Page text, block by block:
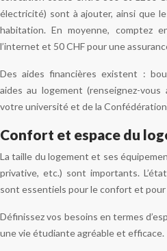
électricité) sont à ajouter, ainsi que
habitation. En moyenne, comptez
l’internet et 50 CHF pour une
Des aides financières existent :
aides au logement (renseignez-
votre université et de la
Confort et espace du
La taille du logement et ses
privative, etc.) sont importants.
sont essentiels pour le confort et
Définissez vos besoins en termes
une vie étudiante agréable et efficace.